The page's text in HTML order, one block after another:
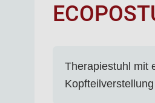
Therapiestuhl mit